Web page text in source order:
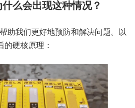
么会出现这种情况？
助我们更好地预防和解决问题。以
的硬核原理：